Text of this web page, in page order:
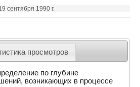
сентября 1990 г.
просмотров
по глубине
возникающих в процессе